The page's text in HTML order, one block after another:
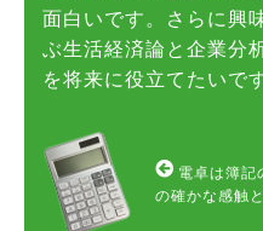
面白いです。さらに興
ぶ生活経済論と企業分
を将来に役立てたいで
電卓は簿記
の確かな感触